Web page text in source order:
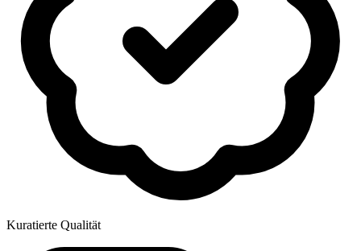
Kuratierte Qualität